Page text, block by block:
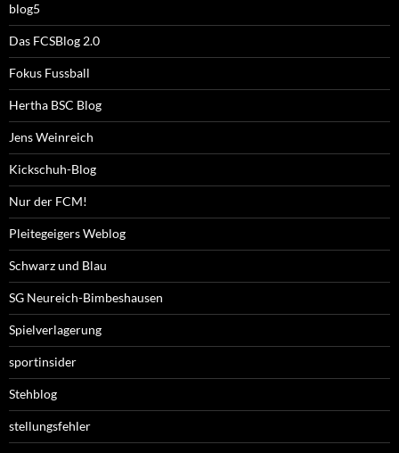
blog5
Das FCSBlog 2.0
Fokus Fussball
Hertha BSC Blog
Jens Weinreich
Kickschuh-Blog
Nur der FCM!
Pleitegeigers Weblog
Schwarz und Blau
SG Neureich-Bimbeshausen
Spielverlagerung
sportinsider
Stehblog
stellungsfehler